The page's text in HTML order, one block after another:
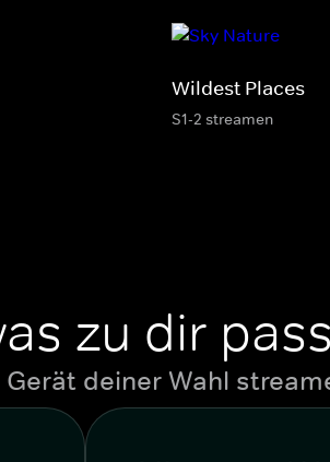
Wildest Places
S1-2 streamen
zu dir
deiner Wahl